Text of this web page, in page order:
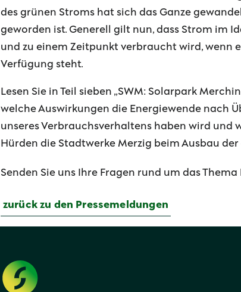
des grünen Stroms hat sich das Ganze
geworden ist. Generell gilt nun, dass Strom im
und zu einem Zeitpunkt verbraucht wird, wenn
Verfügung steht.
Lesen Sie in Teil sieben „SWM: Solarpark
welche Auswirkungen die Energiewende nach
unseres Verbrauchsverhaltens haben wird
Hürden die Stadtwerke Merzig beim Ausbau
Senden Sie uns Ihre Fragen rund um das
zurück zu den Pressemeldungen